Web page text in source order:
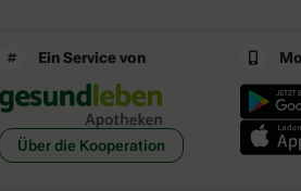
Ein Service von
Über die Kooperation